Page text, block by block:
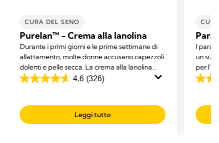
CURA DEL SENO
Purelan™ - Crema alla lanolina
Durante i primi giorni e le prime settimane di
allattamento, molte donne accusano capezzoli
dolenti e pelle secca. La crema alla lanolina
Purelan™ offre un rapido sollievo per capezzoli
4.6 (326)
4.6
5
stelle.
Leggi tutto
I
un
per
4.6
5
stelle.